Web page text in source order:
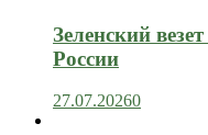
Зеленский
России
27.07.20260